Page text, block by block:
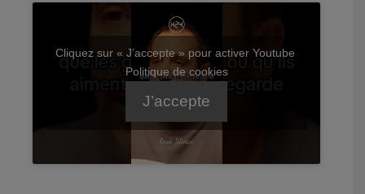
Cliquez sur « J’accepte » pour activer Youtube
Politique de cookies
J’accepte